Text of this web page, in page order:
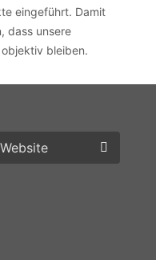
eingeführt. Damit
dass unsere
bleiben.